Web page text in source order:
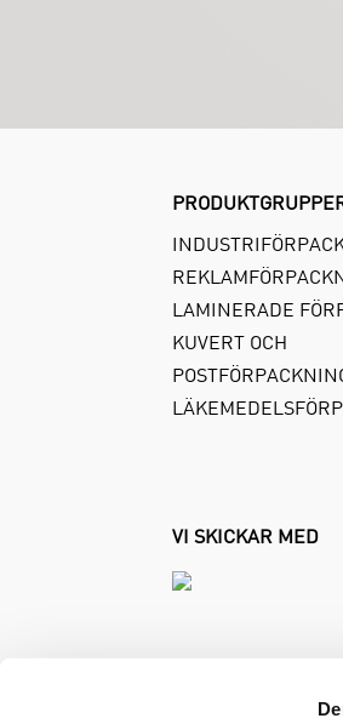
LAMINERADE
KUVERT OCH
VI SKICKAR MED